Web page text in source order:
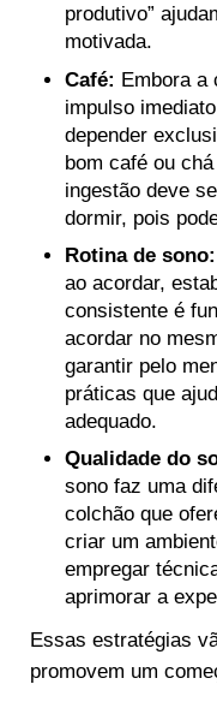
produtivo”
motivada.
Café: Embora a
impulso
depender
bom café ou
ingestão deve
dormir, pois
Rotina de sono:
ao acordar,
consistente é
acordar no
garantir pelo
práticas que
adequado.
Qualidade do
sono faz uma
colchão que
criar um
empregar
aprimorar a
Essas estratégias
promovem um